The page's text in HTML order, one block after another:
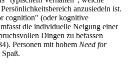
anzusiedeln ist.
cognition" (oder kognitive
die individuelle Neigung einer
Dingen zu befassen
Personen mit hohem Need for